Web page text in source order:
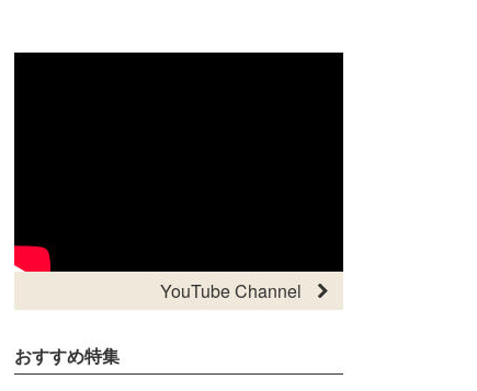
YouTube Channel
おすすめ特集